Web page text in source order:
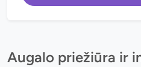
Augalo priežiūra ir